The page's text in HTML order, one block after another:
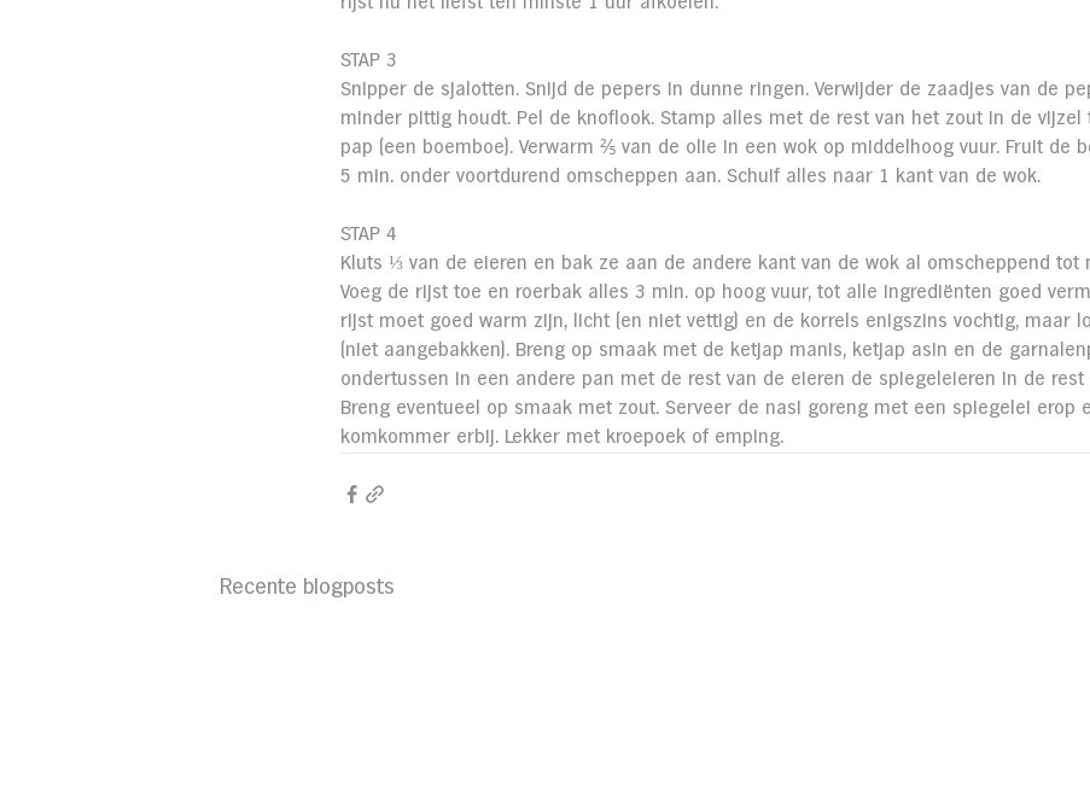
STAP 3
Snipper de sjalotten. Snijd de pepers in dunne ringen. Verwijder de zaadjes van de
minder pittig houdt. Pel de knoflook. Stamp alles met de rest van het zout in de vijzel
pap (een boemboe). Verwarm ⅖ van de olie in een wok op middelhoog vuur. Fruit de
5 min. onder voortdurend omscheppen aan. Schuif alles naar 1 kant van de wok.
STAP 4
Kluts ⅓ van de eieren en bak ze aan de andere kant van de wok al omscheppend tot
Voeg de rijst toe en roerbak alles 3 min. op hoog vuur, tot alle ingrediënten goed
rijst moet goed warm zijn, licht (en niet vettig) en de korrels enigszins vochtig, maar
(niet aangebakken). Breng op smaak met de ketjap manis, ketjap asin en de
ondertussen in een andere pan met de rest van de eieren de spiegeleieren in de rest
Breng eventueel op smaak met zout. Serveer de nasi goreng met een spiegelei erop
komkommer erbij. Lekker met kroepoek of emping.
Recente blogposts